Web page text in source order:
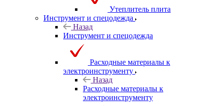
Утеплитель плита
Инструмент и спецодежда
Назад
Инструмент и спецодежда
Расходные материалы к
электроинструменту
Назад
Расходные материалы к
электроинструменту